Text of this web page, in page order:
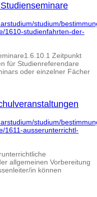
studium/
1610-studienfahrten-der-
Zeitpunkt
für Studienreferendare
oder einzelner Fächer
studium/
1611-ausserunterrichtl-
allgemeinen Vorbereitung
in können